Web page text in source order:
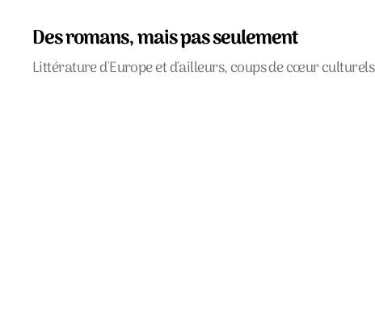
Des romans, mais pas seulement
Littérature d'Europe et d'ailleurs, coups de cœur culturels